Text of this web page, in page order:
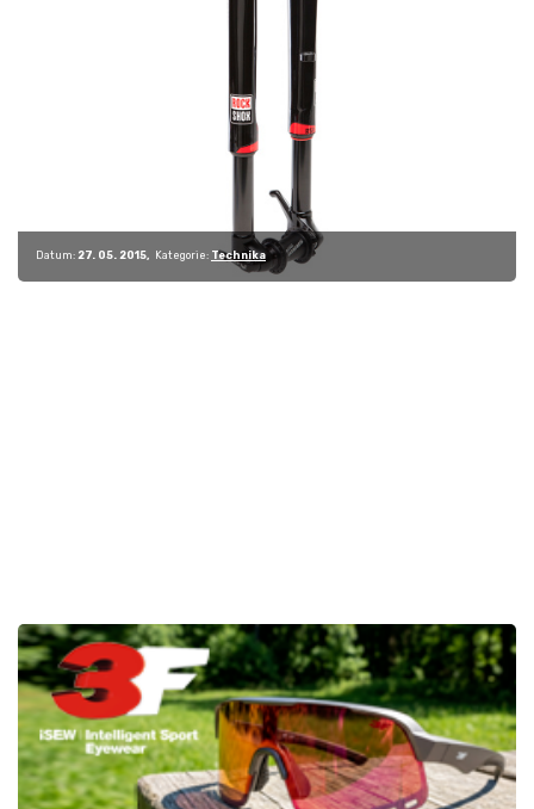
Datum: 27. 05. 2015 Kategorie: Technika